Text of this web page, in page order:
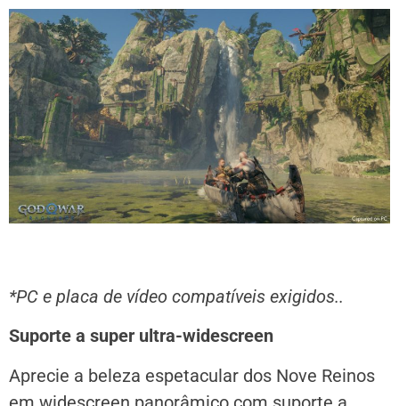
*PC e placa de vídeo compatíveis exigidos..
Suporte a super ultra-widescreen
Aprecie a beleza espetacular dos Nove Reinos